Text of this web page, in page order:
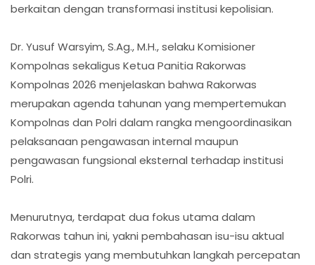
berkaitan dengan transformasi institusi kepolisian.
Dr. Yusuf Warsyim, S.Ag., M.H., selaku Komisioner
Kompolnas sekaligus Ketua Panitia Rakorwas
Kompolnas 2026 menjelaskan bahwa Rakorwas
merupakan agenda tahunan yang mempertemukan
Kompolnas dan Polri dalam rangka mengoordinasikan
pelaksanaan pengawasan internal maupun
pengawasan fungsional eksternal terhadap institusi
Polri.
Menurutnya, terdapat dua fokus utama dalam
Rakorwas tahun ini, yakni pembahasan isu-isu aktual
dan strategis yang membutuhkan langkah percepatan